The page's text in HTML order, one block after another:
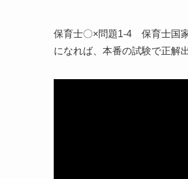
保育士〇×問題1-4 保育士国
になれば、本番の試験で正解